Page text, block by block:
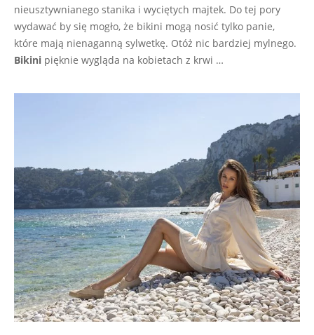
nieusztywnianego stanika i wyciętych majtek. Do tej pory
wydawać by się mogło, że bikini mogą nosić tylko panie,
które mają nienaganną sylwetkę. Otóż nic bardziej mylnego.
Bikini pięknie wygląda na kobietach z krwi …